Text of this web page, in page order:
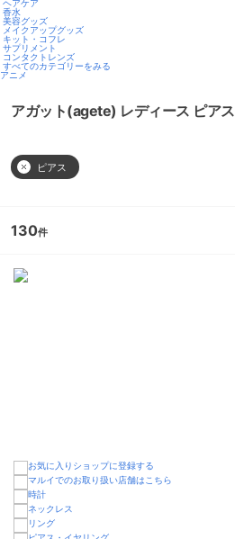
ヘアケア
香水
美容グッズ
メイクアップグッズ
キット・コフレ
サプリメント
コンタクトレンズ
すべてのカテゴリーをみる
アニメ
アガット(agete) レディース ピアス
ピアス
130